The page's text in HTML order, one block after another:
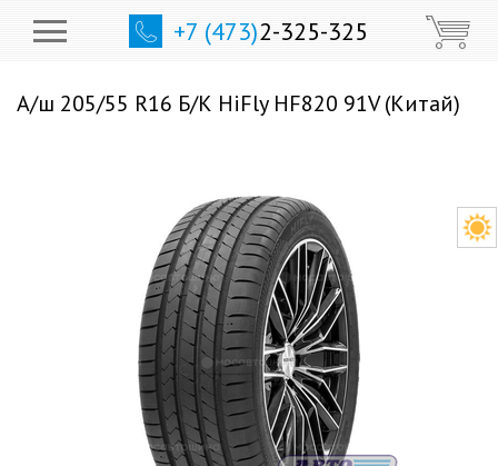
+7 (473)2-325-325
А/ш 205/55 R16 Б/К HiFly HF820 91V (Китай)